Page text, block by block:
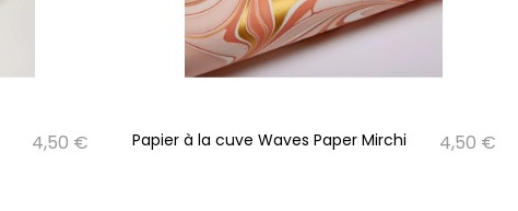
4,50 € Papier à la cuve Waves Paper Mirchi 4,50 €